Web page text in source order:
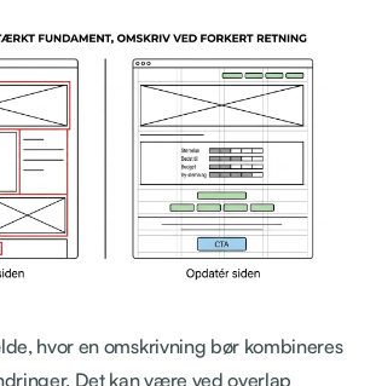
hvor en omskrivning bør kombineres
Det kan være ved overlap